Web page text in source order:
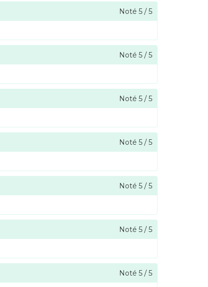
Noté 5 / 5
Noté 5 / 5
Noté 5 / 5
Noté 5 / 5
Noté 5 / 5
Noté 5 / 5
Noté 5 / 5